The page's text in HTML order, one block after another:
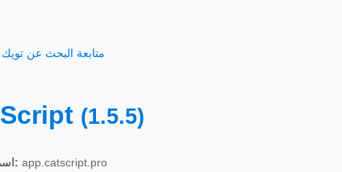
← متابعة البحث عن
(1.5.5)
اسم الحزمة: app.catscript.pro